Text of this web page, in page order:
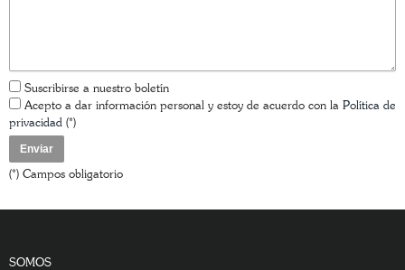
Suscribirse a nuestro boletín
Acepto a dar información personal y estoy de acuerdo con la Política de
privacidad (*)
(*) Campos obligatorio
SOMOS